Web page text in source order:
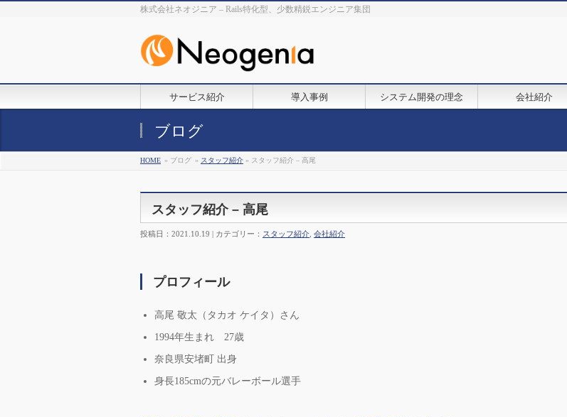
株式会社ネオジニア – Rails特化型、少数精鋭エンジニア集団
サービス紹介 導入事例 システム開発の理念 会社紹介
ブログ
HOME » ブログ » スタッフ紹介 » スタッフ紹介 – 高尾
スタッフ紹介 – 高尾
投稿日：2021.10.19 | カテゴリー： スタッフ紹介 会社紹介
プロフィール
高尾 敬太（タカオ ケイタ）さん
1994年生まれ 27歳
奈良県安堵町 出身
身長185cmの元バレーボール選手